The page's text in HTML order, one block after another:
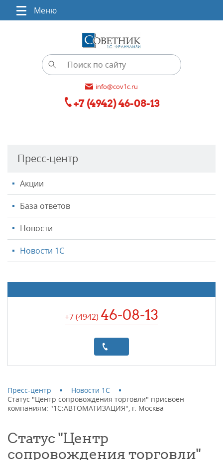
Меню
info@cov1c.ru
+7 (4942) 46-08-13
Пресс-центр
Акции
База ответов
Новости
Новости 1С
+7 (4942) 46-08-13
Пресс-центр
Новости 1С
Статус "Центр сопровождения торговли" присвоен
компаниям: "1С:АВТОМАТИЗАЦИЯ", г. Москва
Статус "Центр
сопровождения торговли"